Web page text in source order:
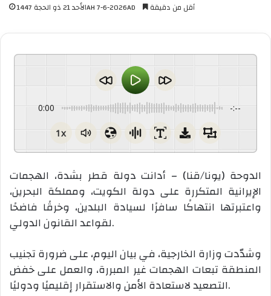
الأحد 21 ذو الحجة 1447AH 7-6-2026AD أقل من دقيقة
0:00 -:--
1x
الدوحة (يونا/قنا) – أدانت دولة قطر بشدة، الهجمات
الإيرانية المتكررة على دولة الكويت، ومملكة البحرين،
واعتبرتها انتهاكًا سافرًا لسيادة البلدين، وخرقًا فاضحًا
لقواعد القانون الدولي.
وشدّدت وزارة الخارجية، في بيان اليوم، على ضرورة تجنيب
المنطقة تبعات الهجمات غير المبررة، والعمل على خفض
التصعيد لاستعادة الأمن والاستقرار إقليميًا ودوليًا.